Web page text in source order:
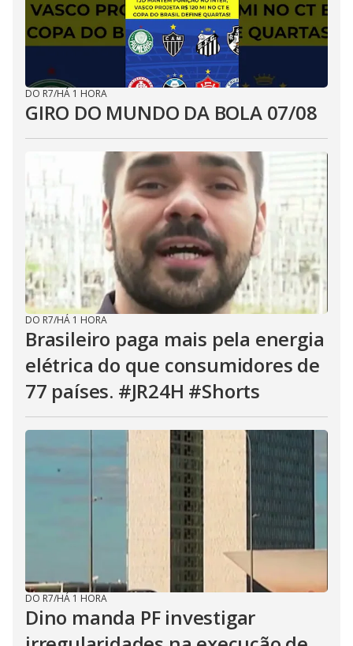
DO R7/HÁ 1 HORA
GIRO DO MUNDO DA BOLA 07/08
DO R7/HÁ 1 HORA
Brasileiro paga mais pela energia
elétrica do que consumidores de
77 países. #JR24H #Shorts
DO R7/HÁ 1 HORA
Dino manda PF investigar